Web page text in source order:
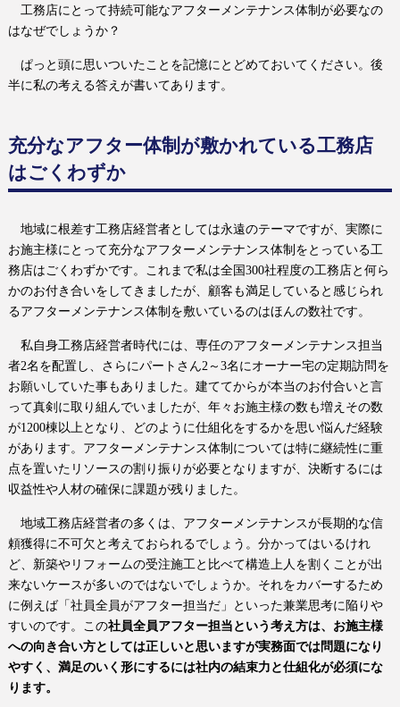
工務店にとって持続可能なアフターメンテナンス体制が必要なの
はなぜでしょうか？
ぱっと頭に思いついたことを記憶にとどめておいてください。後
半に私の考える答えが書いてあります。
充分なアフター体制が敷かれている工務店
はごくわずか
地域に根差す工務店経営者としては永遠のテーマですが、実際に
お施主様にとって充分なアフターメンテナンス体制をとっている工
務店はごくわずかです。これまで私は全国300社程度の工務店と何ら
かのお付き合いをしてきましたが、顧客も満足していると感じられ
るアフターメンテナンス体制を敷いているのはほんの数社です。
私自身工務店経営者時代には、専任のアフターメンテナンス担当
者2名を配置し、さらにパートさん2～ 3名にオーナー宅の定期訪問を
お願いしていた事もありました。建ててからが本当のお付合いと言
って真剣に取り組んでいましたが、年々お施主様の数も増えその数
が1200棟以上となり、どのように仕組化をするかを思い悩んだ経験
があります。 アフターメンテナンス体制については特に継続性に重
点を置いたリソースの割り振りが必要となりますが、決断するには
収益性や人材の確保に課題が残りました。
地域工務店経営者の多くは、アフターメンテナンスが長期的な信
頼獲得に不可欠と考えておられるでしょう。分かってはいるけれ
ど、新築やリフォームの受注施工と比べて構造上人を割くことが出
来ないケースが多いのではないでしょうか。それをカバーするため
に例えば「社員全員がアフター担当だ」といった兼業思考に陥りや
すいのです。この社員全員アフター担当という考え方は、お施主様
への向き合い方としては正しいと思いますが実務面では問題になり
やすく、満足のいく形にするには社内の結束力と仕組化が必須にな
ります。